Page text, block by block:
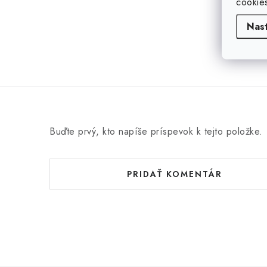
Buďte prvý, kto napíše príspevok k tejto položke.
PRIDAŤ KOMENTÁR